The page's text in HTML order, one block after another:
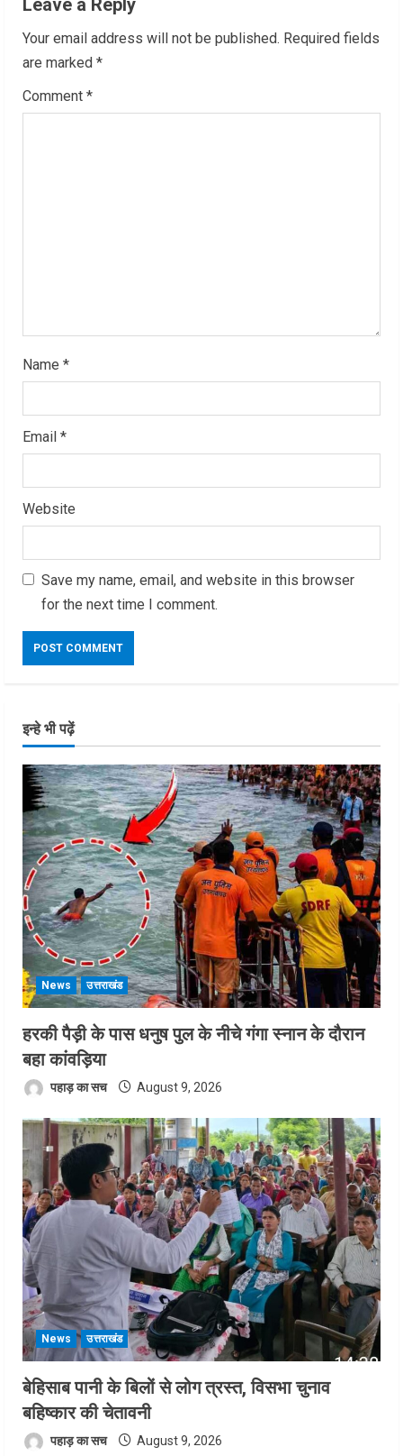
u
R
g
Leave a Reply
Your email address will not be published. Required fields
are marked *
Comment *
Name *
Email *
Website
Save my name, email, and website in this browser
for the next time I comment.
इन्हे भी पढ़ें
News उत्तराखंड
हरकी पैड़ी के पास धनुष पुल के नीचे गंगा स्नान के दौरान
बहा कांवड़िया
पहाड़ का सच August 9, 2026
News उत्तराखंड
बेहिसाब पानी के बिलों से लोग त्रस्त, विसभा चुनाव
बहिष्कार की चेतावनी
पहाड़ का सच August 9, 2026